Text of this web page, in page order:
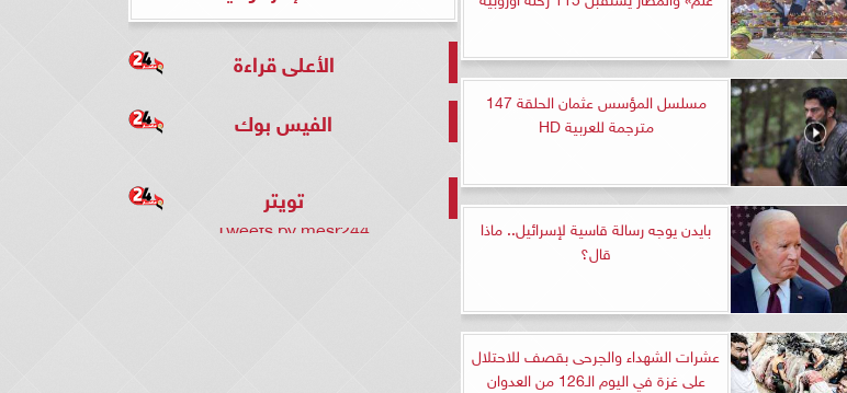
مسلسل المؤسس عثمان الحلقة 147
مترجمة للعربية HD
بايدن يوجه رسالة قاسية لإسرائيل.. ماذا
قال؟
عشرات الشهداء والجرحى بقصف للاحتلال
على غزة في اليوم الـ126 من العدوان
الأعلى قراءة
الفيس بوك
تويتر
Tweets by mesr244